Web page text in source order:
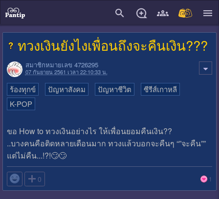
ทวงเงินยังไงเพื่อนถึงจะคืนเงิน???
สมาชิกหมายเลข 4726295
07 กันยายน 2561 เวลา 22:10:33 น.
ร้องทุกข์ ปัญหาสังคม ปัญหาชีวิต
ซีรีส์เกาหลี
K-POP
ขอ How to ทวงเงินอย่างไร ให้เพื่อนยอมคืนเงิน??
..บางคนคือติดหลายเดือนมาก ทวงแล้วบอกจะคืนๆ “”จะคืน””
แต่ไม่คืน...!?!🙄🙄
 0 1
close